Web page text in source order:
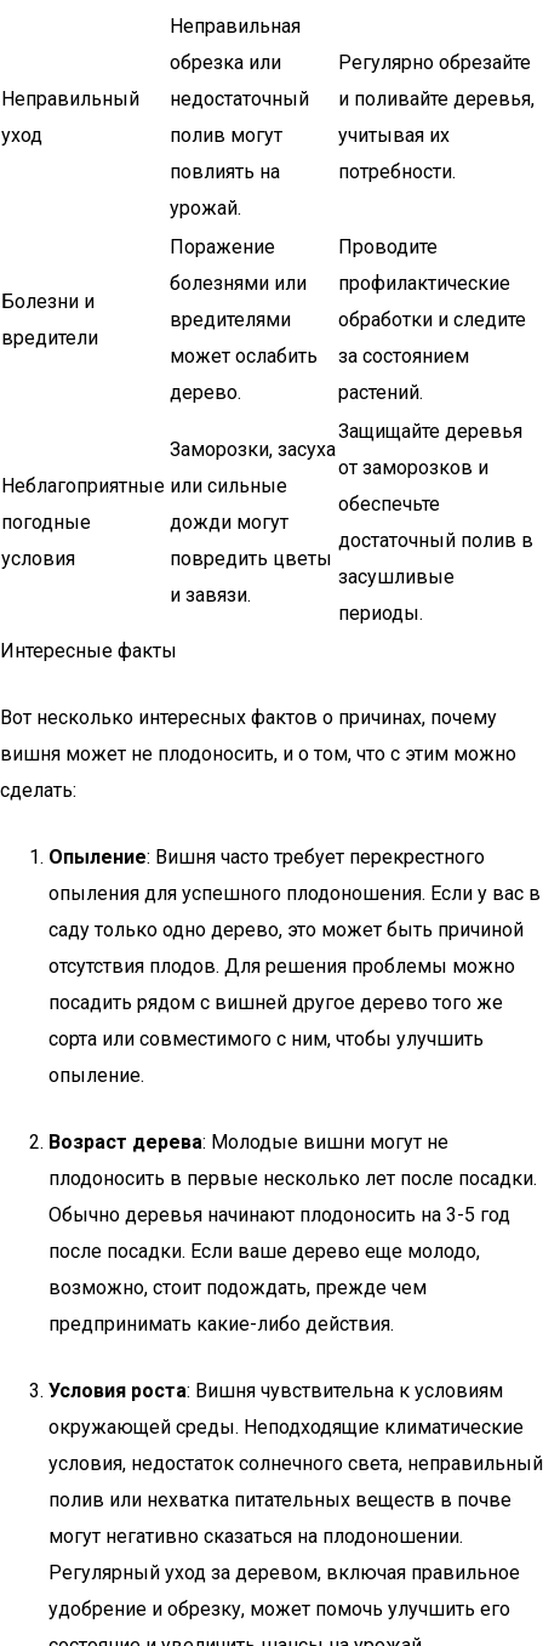
Неправильный
уход
Неправильная
обрезка или
недостаточный
полив могут
повлиять на
урожай.
Регулярно обрезайте
и поливайте деревья,
учитывая их
потребности.
Болезни и
вредители
Поражение
болезнями или
вредителями
может ослабить
дерево.
Проводите
профилактические
обработки и следите
за состоянием
растений.
Неблагоприятные
погодные
условия
Заморозки, засуха
или сильные
дожди могут
повредить цветы
и завязи.
Защищайте деревья
от заморозков и
обеспечьте
достаточный полив в
засушливые
периоды.
Интересные факты
Вот несколько интересных фактов о причинах, почему
вишня может не плодоносить, и о том, что с этим можно
сделать:
Опыление: Вишня часто требует перекрестного
опыления для успешного плодоношения. Если у вас в
саду только одно дерево, это может быть причиной
отсутствия плодов. Для решения проблемы можно
посадить рядом с вишней другое дерево того же
сорта или совместимого с ним, чтобы улучшить
опыление.
Возраст дерева: Молодые вишни могут не
плодоносить в первые несколько лет после посадки.
Обычно деревья начинают плодоносить на 3-5 год
после посадки. Если ваше дерево еще молодо,
возможно, стоит подождать, прежде чем
предпринимать какие-либо действия.
Условия роста: Вишня чувствительна к условиям
окружающей среды. Неподходящие климатические
условия, недостаток солнечного света, неправильный
полив или нехватка питательных веществ в почве
могут негативно сказаться на плодоношении.
Регулярный уход за деревом, включая правильное
удобрение и обрезку, может помочь улучшить его